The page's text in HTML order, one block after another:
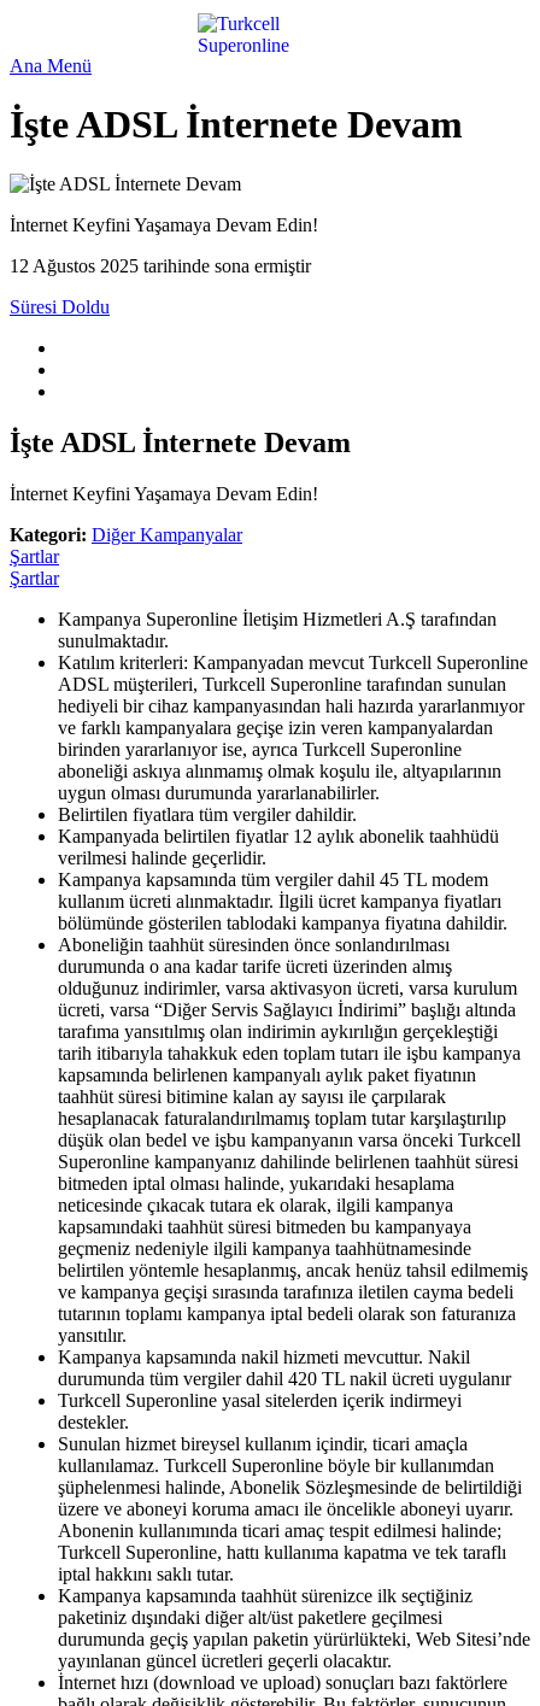
Ana Menü
İşte ADSL İnternete Devam
İnternet Keyfini Yaşamaya Devam Edin!
12 Ağustos 2025 tarihinde sona ermiştir
Süresi Doldu
İşte ADSL İnternete Devam
İnternet Keyfini Yaşamaya Devam Edin!
Kategori: Diğer Kampanyalar
Şartlar
Şartlar
Kampanya Superonline İletişim Hizmetleri A.Ş tarafından
sunulmaktadır.
Katılım kriterleri: Kampanyadan mevcut Turkcell Superonline
ADSL müşterileri, Turkcell Superonline tarafından sunulan
hediyeli bir cihaz kampanyasından hali hazırda yararlanmıyor
ve farklı kampanyalara geçişe izin veren kampanyalardan
birinden yararlanıyor ise, ayrıca Turkcell Superonline
aboneliği askıya alınmamış olmak koşulu ile, altyapılarının
uygun olması durumunda yararlanabilirler.
Belirtilen fiyatlara tüm vergiler dahildir.
Kampanyada belirtilen fiyatlar 12 aylık abonelik taahhüdü
verilmesi halinde geçerlidir.
Kampanya kapsamında tüm vergiler dahil 45 TL modem
kullanım ücreti alınmaktadır. İlgili ücret kampanya fiyatları
bölümünde gösterilen tablodaki kampanya fiyatına dahildir.
Aboneliğin taahhüt süresinden önce sonlandırılması
durumunda o ana kadar tarife ücreti üzerinden almış
olduğunuz indirimler, varsa aktivasyon ücreti, varsa kurulum
ücreti, varsa “Diğer Servis Sağlayıcı İndirimi” başlığı altında
tarafıma yansıtılmış olan indirimin aykırılığın gerçekleştiği
tarih itibarıyla tahakkuk eden toplam tutarı ile işbu kampanya
kapsamında belirlenen kampanyalı aylık paket fiyatının
taahhüt süresi bitimine kalan ay sayısı ile çarpılarak
hesaplanacak faturalandırılmamış toplam tutar karşılaştırılıp
düşük olan bedel ve işbu kampanyanın varsa önceki Turkcell
Superonline kampanyanız dahilinde belirlenen taahhüt süresi
bitmeden iptal olması halinde, yukarıdaki hesaplama
neticesinde çıkacak tutara ek olarak, ilgili kampanya
kapsamındaki taahhüt süresi bitmeden bu kampanyaya
geçmeniz nedeniyle ilgili kampanya taahhütnamesinde
belirtilen yöntemle hesaplanmış, ancak henüz tahsil edilmemiş
ve kampanya geçişi sırasında tarafınıza iletilen cayma bedeli
tutarının toplamı kampanya iptal bedeli olarak son faturanıza
yansıtılır.
Kampanya kapsamında nakil hizmeti mevcuttur. Nakil
durumunda tüm vergiler dahil 420 TL nakil ücreti uygulanır
Turkcell Superonline yasal sitelerden içerik indirmeyi
destekler.
Sunulan hizmet bireysel kullanım içindir, ticari amaçla
kullanılamaz. Turkcell Superonline böyle bir kullanımdan
şüphelenmesi halinde, Abonelik Sözleşmesinde de belirtildiği
üzere ve aboneyi koruma amacı ile öncelikle aboneyi uyarır.
Abonenin kullanımında ticari amaç tespit edilmesi halinde;
Turkcell Superonline, hattı kullanıma kapatma ve tek taraflı
iptal hakkını saklı tutar. ​
Kampanya kapsamında taahhüt sürenizce ilk seçtiğiniz
paketiniz dışındaki diğer alt/üst paketlere geçilmesi
durumunda geçiş yapılan paketin yürürlükteki, Web Sitesi’nde
yayınlanan güncel ücretleri geçerli olacaktır.
İnternet hızı (download ve upload) sonuçları bazı faktörlere